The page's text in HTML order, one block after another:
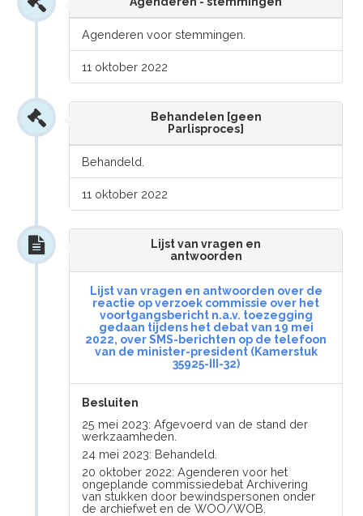
Agenderen voor stemmingen.
11 oktober 2022
Behandelen [geen
Parlisproces]
Behandeld.
11 oktober 2022
Lijst van vragen en
antwoorden
Lijst van vragen en antwoorden over de
reactie op verzoek commissie over het
voortgangsbericht n.a.v. toezegging
gedaan tijdens het debat van 19 mei
2022, over SMS-berichten op de telefoon
van de minister-president (Kamerstuk
35925-III-32)
Besluiten
25 mei 2023: Afgevoerd van de stand der
werkzaamheden.
24 mei 2023: Behandeld.
20 oktober 2022: Agenderen voor het
ongeplande commissiedebat Archivering
van stukken door bewindspersonen onder
de archiefwet en de WOO/WOB.